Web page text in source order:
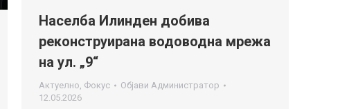
Населба Илинден добива
реконструирана водоводна мрежа
на ул. „9“
Актуелно Фокус Објави Администратор
12.05.2026